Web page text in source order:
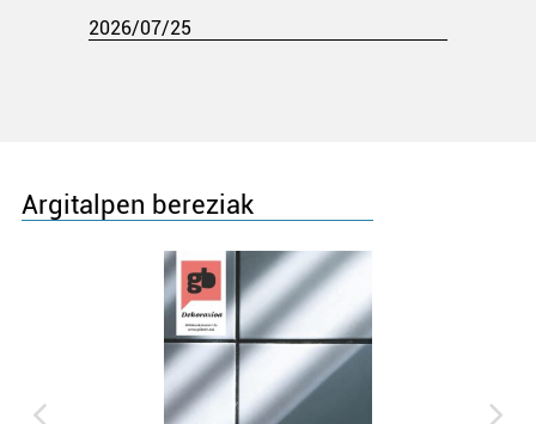
2026/07/25
Argitalpen bereziak